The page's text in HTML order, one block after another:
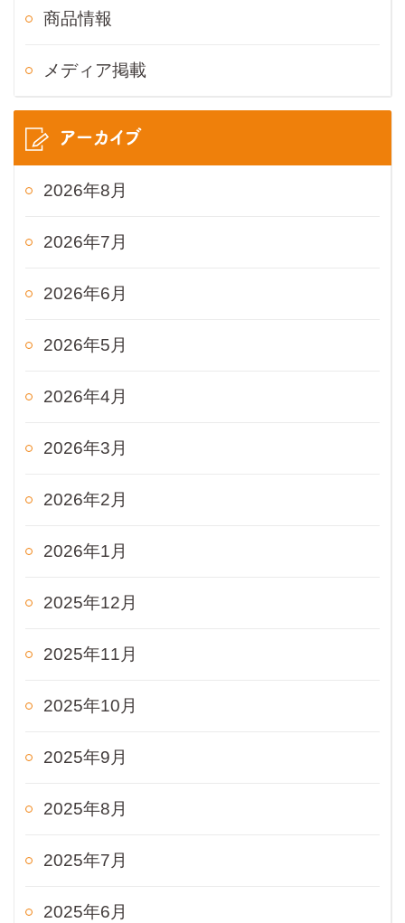
商品情報
メディア掲載
アーカイブ
2026年8月
2026年7月
2026年6月
2026年5月
2026年4月
2026年3月
2026年2月
2026年1月
2025年12月
2025年11月
2025年10月
2025年9月
2025年8月
2025年7月
2025年6月